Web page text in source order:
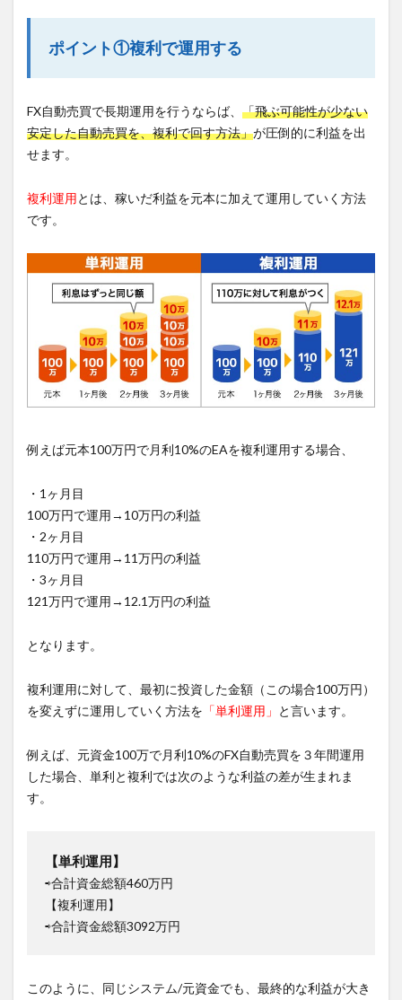
ポイント①複利で運用する
FX自動売買で長期運用を行うならば、 「飛ぶ可能性が少ない
安定した自動売買を、複利で回す方法」が圧倒的に利益を出
せます。
複利運用とは、稼いだ利益を元本に加えて運用していく方法
です。
例えば元本100万円で月利10%のEAを複利運用する場合、
・1ヶ月目
100万円で運用→10万円の利益
・2ヶ月目
110万円で運用→11万円の利益
・3ヶ月目
121万円で運用→12.1万円の利益
となります。
複利運用に対して、最初に投資した金額（この場合100万円）
を変えずに運用していく方法を 「単利運用」 と言います。
例えば、元資金100万で月利10%のFX自動売買を３年間運用
した場合、単利と複利では次のような利益の差が生まれま
す。
【単利運用】
⇨合計資金総額460万円
【複利運用】
⇨合計資金総額3092万円
このように、同じシステム/元資金でも、最終的な利益が大き